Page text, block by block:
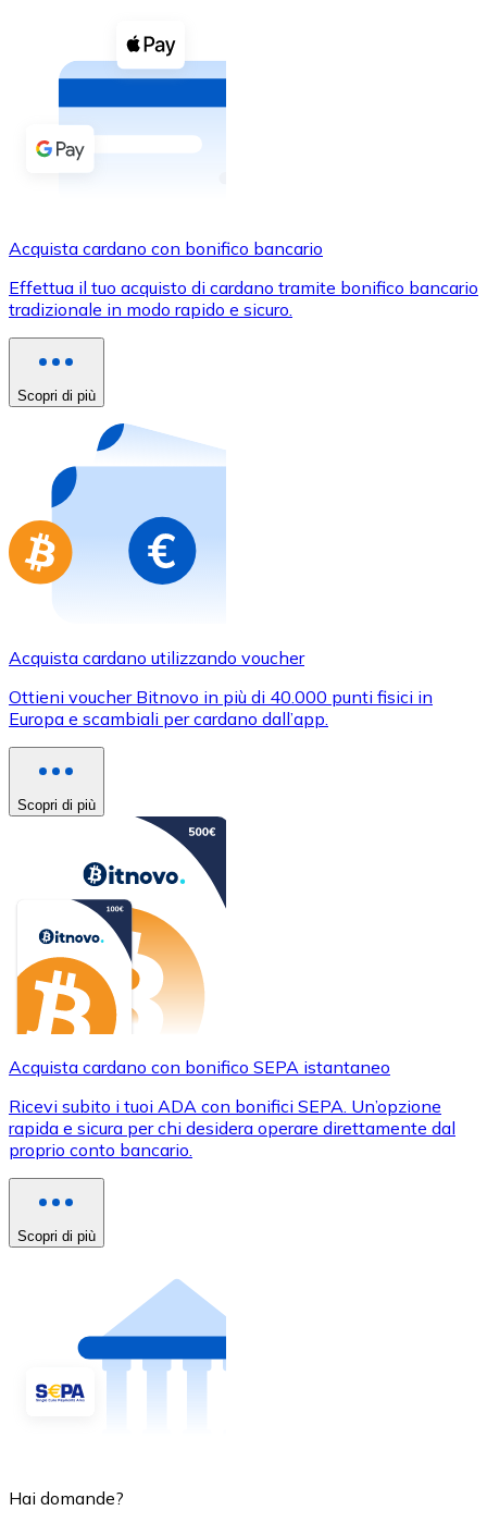
Buoni cripto
Acquista criptovalute in contanti e altri mezzi di
Acquista con contanti
Bonifico SEPA
Usa le carte Visa e Mastercard per acquistare
Acquista con carta
Acquista gift card dei tuoi marchi preferiti con
Vai al negozio di carte regalo
Acquista cardano con bonifico bancario
Effettua il tuo acquisto di cardano tramite bonifico bancario
tradizionale in modo rapido e sicuro.
Scopri di più
Acquista cardano utilizzando voucher
Ottieni voucher Bitnovo in più di 40.000 punti fisici in
Europa e scambiali per cardano dall’app.
Scopri di più
Acquista cardano con bonifico SEPA istantaneo
Ricevi subito i tuoi ADA con bonifici SEPA. Un’opzione
rapida e sicura per chi desidera operare direttamente dal
proprio conto bancario.
Scopri di più
Hai domande?